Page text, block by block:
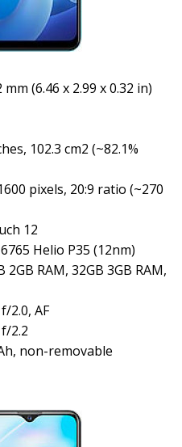
(6.46 x 2.99 x 0.32 in)
102.3 cm2 (~82.1%
pixels, 20:9 ratio (~270
12
Helio P35 (12nm)
RAM, 32GB 3GB RAM,
2.0, AF
2.2
non-removable